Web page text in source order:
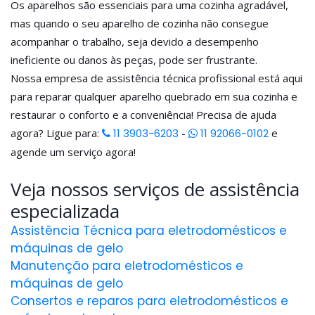
Os aparelhos são essenciais para uma cozinha agradável,
mas quando o seu aparelho de cozinha não consegue
acompanhar o trabalho, seja devido a desempenho
ineficiente ou danos às peças, pode ser frustrante.
Nossa empresa de assistência técnica profissional está aqui
para reparar qualquer aparelho quebrado em sua cozinha e
restaurar o conforto e a conveniência! Precisa de ajuda
agora? Ligue para:
11 3903-6203 - 11 92066-0102 e
agende um serviço agora!
Veja nossos serviços de assistência
especializada
Assistência Técnica para eletrodomésticos e
máquinas de gelo
Manutenção para eletrodomésticos e
máquinas de gelo
Consertos e reparos para eletrodomésticos e